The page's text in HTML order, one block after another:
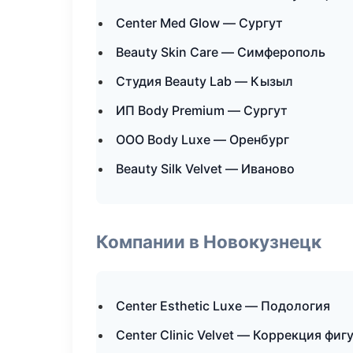
Center Med Glow — Сургут
Beauty Skin Care — Симферополь
Студия Beauty Lab — Кызыл
ИП Body Premium — Сургут
ООО Body Luxe — Оренбург
Beauty Silk Velvet — Иваново
Компании в Новокузнецк
Center Esthetic Luxe — Подология
Center Clinic Velvet — Коррекция